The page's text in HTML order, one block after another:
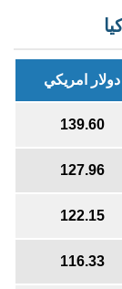
دولار امريكي
139.60
127.96
122.15
116.33